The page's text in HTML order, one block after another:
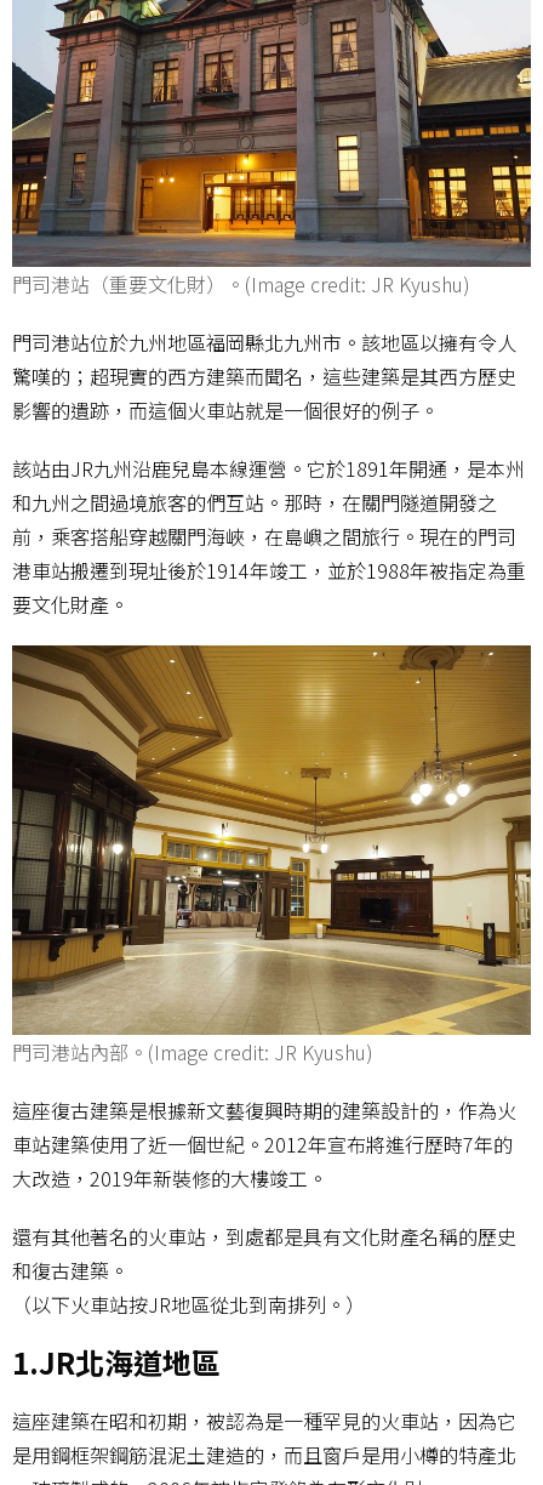
門司港站（重要文化財）。(Image credit: JR Kyushu)
門司港站位於九州地區福岡縣北九州市。該地區以擁有令人
驚嘆的；超現實的西方建築而聞名，這些建築是其西方歷史
影響的遺跡，而這個火車站就是一個很好的例子。
該站由JR九州沿鹿兒島本線運營。它於1891年開通，是本州
和九州之間過境旅客的們互站。那時，在關門隧道開發之
前，乘客搭船穿越關門海峽，在島嶼之間旅行。現在的門司
港車站搬遷到現址後於1914年竣工，並於1988年被指定為重
要文化財產。
門司港站內部。(Image credit: JR Kyushu)
這座復古建築是根據新文藝復興時期的建築設計的，作為火
車站建築使用了近一個世紀。2012年宣布將進行歷時7年的
大改造，2019年新裝修的大樓竣工。
還有其他著名的火車站，到處都是具有文化財產名稱的歷史
和復古建築。
（以下火車站按JR地區從北到南排列。）
1.JR北海道地區
這座建築在昭和初期，被認為是一種罕見的火車站，因為它
是用鋼框架鋼筋混泥土建造的，而且窗戶是用小樽的特產北